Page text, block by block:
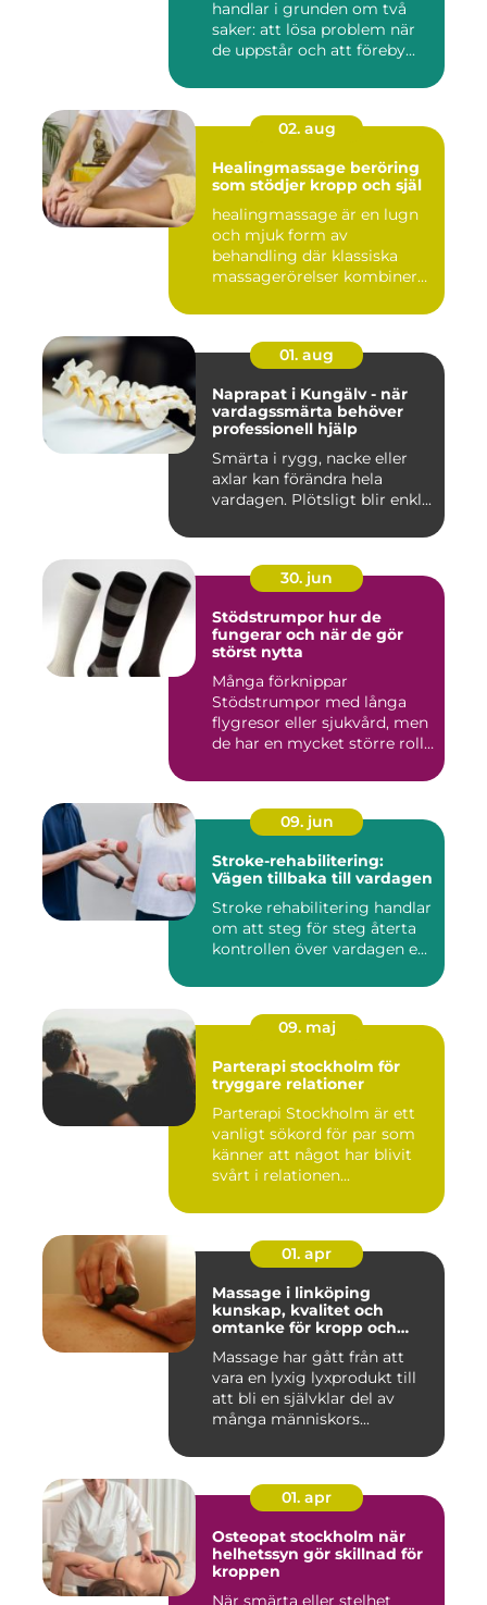
handlar i grunden om två
saker: att lösa problem när
de uppstår och att föreby...
02. aug
Healingmassage beröring
som stödjer kropp och själ
healingmassage är en lugn
och mjuk form av
behandling där klassiska
massagerörelser kombineras
01. aug
Naprapat i Kungälv - när
vardagssmärta behöver
professionell hjälp
Smärta i rygg, nacke eller
axlar kan förändra hela
vardagen. Plötsligt blir enkl...
30. jun
Stödstrumpor hur de
fungerar och när de gör
störst nytta
Många förknippar
Stödstrumpor med långa
flygresor eller sjukvård, men
de har en mycket större roll
09. jun
Stroke-rehabilitering:
Vägen tillbaka till vardagen
Stroke rehabilitering handlar
om att steg för steg återta
kontrollen över vardagen e...
09. maj
Parterapi stockholm för
tryggare relationer
Parterapi Stockholm är ett
vanligt sökord för par som
känner att något har blivit
svårt i relationen...
01. apr
Massage i linköping
kunskap, kvalitet och
omtanke för kropp och
Massage har gått från att
vara en lyxig lyxprodukt till
att bli en självklar del av
många människors...
01. apr
Osteopat stockholm när
helhetssyn gör skillnad för
kroppen
När smärta eller stelhet